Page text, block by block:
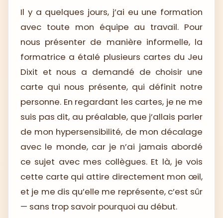
Il y a quelques jours, j’ai eu une formation
avec toute mon équipe au travail. Pour
nous présenter de manière informelle, la
formatrice a étalé plusieurs cartes du Jeu
Dixit et nous a demandé de choisir une
carte qui nous présente, qui définit notre
personne. En regardant les cartes, je ne me
suis pas dit, au préalable, que j’allais parler
de mon hypersensibilité, de mon décalage
avec le monde, car je n’ai jamais abordé
ce sujet avec mes collègues. Et là, je vois
cette carte qui attire directement mon œil,
et je me dis qu’elle me représente, c’est sûr
— sans trop savoir pourquoi au début.